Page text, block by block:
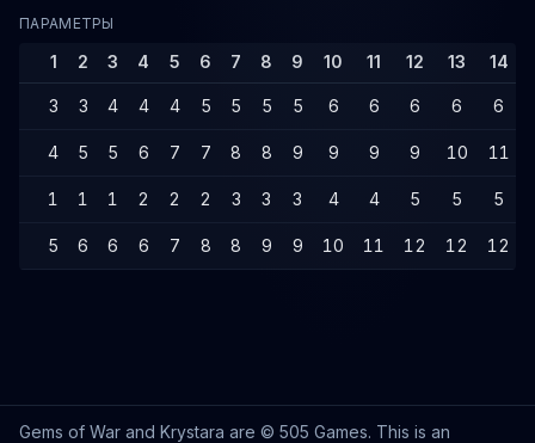
ПАРАМЕТРЫ
1 2 3 4 5 6 7 8 9 10 11 12 13 14
3 3 4 4 4 5 5 5 5 6 6 6 6 6
4 5 5 6 7 7 8 8 9 9 9 9 10 11
1 1 1 2 2 2 3 3 3 4 4 5 5 5
5 6 6 6 7 8 8 9 9 10 11 12 12 12
Gems of War and Krystara are © 505 Games. This is an